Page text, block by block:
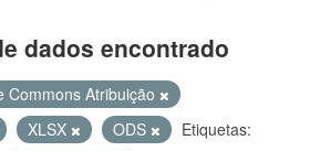
dados encontrado
Commons Atribuição
XLSX ODS
Etiquetas: